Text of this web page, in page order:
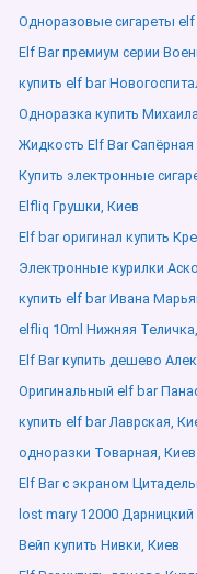
Одноразовые сигареты
Elf Bar премиум серии
купить elf bar
Одноразка купить
Жидкость Elf Bar
Купить электронные
Elfliq Грушки, Киев
Elf bar оригинал купить
Электронные курилки
купить elf bar Ивана
elfliq 10ml Нижняя
Elf Bar купить дешево
Оригинальный elf bar
купить elf bar Лаврская,
одноразки Товарная, Киев
Elf Bar с экраном
lost mary 12000
Вейп купить Нивки, Киев